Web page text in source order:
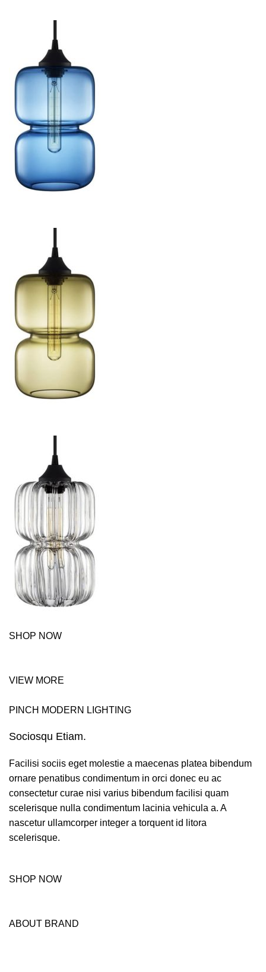
SHOP NOW
VIEW MORE
PINCH MODERN LIGHTING
Sociosqu Etiam.
Facilisi sociis eget molestie a maecenas platea bibendum
ornare penatibus condimentum in orci donec eu ac
consectetur curae nisi varius bibendum facilisi quam
scelerisque nulla condimentum lacinia vehicula a. A
nascetur ullamcorper integer a torquent id litora
scelerisque.
SHOP NOW
ABOUT BRAND